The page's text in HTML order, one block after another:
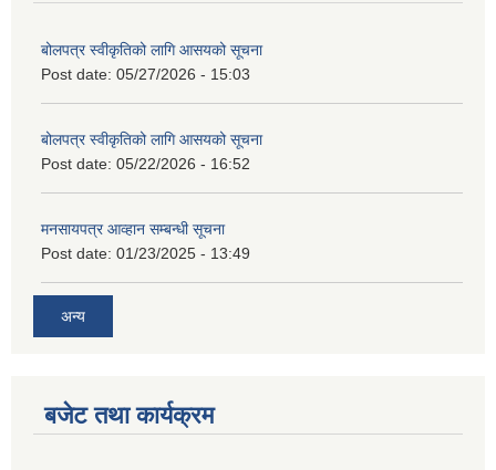
बोलपत्र स्वीकृतिको लागि आसयको सूचना
Post date: 05/27/2026 - 15:03
बोलपत्र स्वीकृतिको लागि आसयको सूचना
Post date: 05/22/2026 - 16:52
मनसायपत्र आव्हान सम्बन्धी सूचना
Post date: 01/23/2025 - 13:49
अन्य
बजेट तथा कार्यक्रम